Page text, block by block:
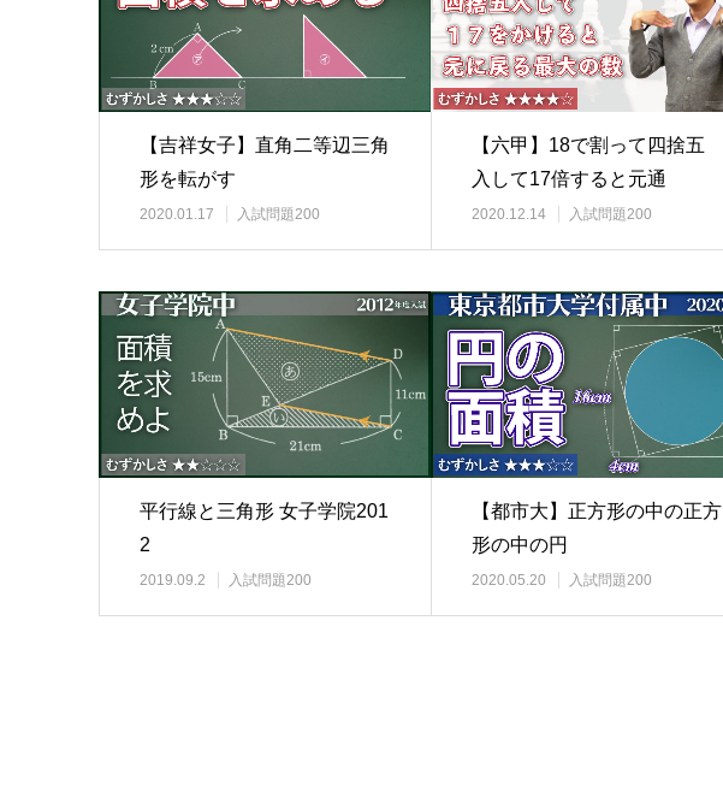
【吉祥女子】直角二等辺三角
形を転がす
2020.01.17 入試問題200
【六甲】18で割って四捨五
入して17倍すると元通
り？？
2020.12.14 入試問題200
平行線と三角形 女子学院201
2
2019.09.2 入試問題200
【都市大】正方形の中の正方
形の中の円
2020.05.20 入試問題200